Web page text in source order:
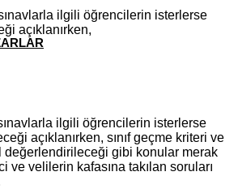
ilgili öğrencilerin isterlerse
açıklanırken, sınıf geçme kriteri ve
değerlendirileceği gibi konular merak
ve velilerin kafasına takılan soruları